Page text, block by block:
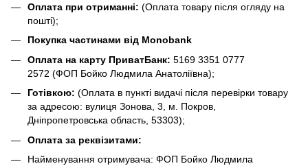
Оплата при отриманні: (Оплата товару після огляду на
пошті);
Покупка частинами від Monobank
Оплата на карту ПриватБанк: 5169 3351 0777
2572 (ФОП Бойко Людмила Анатоліївна);
Готівкою: (Оплата в пункті видачі після перевірки товару
за адресою: вулиця Зонова, 3, м. Покров,
Дніпропетровська область, 53303);
Оплата за реквізитами:
Найменування отримувача: ФОП Бойко Людмила